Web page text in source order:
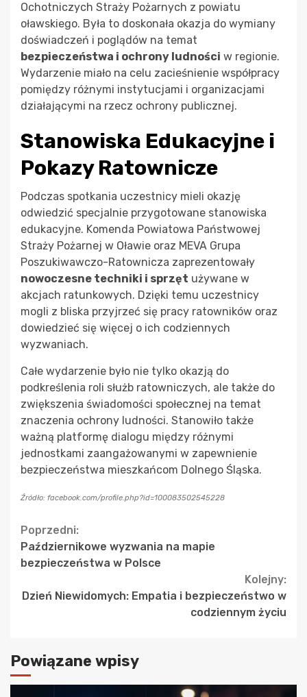
Ochotniczych Straży Pożarnych z powiatu
oławskiego. Była to doskonała okazja do wymiany
doświadczeń i poglądów na temat
bezpieczeństwa i ochrony ludności w regionie.
Wydarzenie miało na celu zacieśnienie współpracy
pomiędzy różnymi instytucjami i organizacjami
działającymi na rzecz ochrony publicznej.
Stanowiska Edukacyjne i
Pokazy Ratownicze
Podczas spotkania uczestnicy mieli okazję
odwiedzić specjalnie przygotowane stanowiska
edukacyjne. Komenda Powiatowa Państwowej
Straży Pożarnej w Oławie oraz MEVA Grupa
Poszukiwawczo-Ratownicza zaprezentowały
nowoczesne techniki i sprzęt używane w
akcjach ratunkowych. Dzięki temu uczestnicy
mogli z bliska przyjrzeć się pracy ratowników oraz
dowiedzieć się więcej o ich codziennych
wyzwaniach.
Całe wydarzenie było nie tylko okazją do
podkreślenia roli służb ratowniczych, ale także do
zwiększenia świadomości społecznej na temat
znaczenia ochrony ludności. Stanowiło także
ważną platformę dialogu między różnymi
jednostkami zaangażowanymi w zapewnienie
bezpieczeństwa mieszkańcom Dolnego Śląska.
Źródło: facebook.com/profile.php?id=100083502545228
Continue
Reading
Poprzedni:
Październikowe wyzwania na mapie
bezpieczeństwa w Polsce
Kolejny:
Dzień Niewidomych: Empatia i bezpieczeństwo w
codziennym życiu
Powiązane wpisy